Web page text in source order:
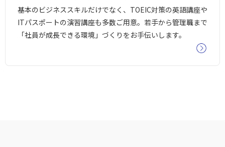
基本のビジネススキルだけでなく、TOEIC対策の英語講座や
ITパスポートの演習講座も多数ご用意。若手から管理職まで
「社員が成長できる環境」づくりをお手伝いします。